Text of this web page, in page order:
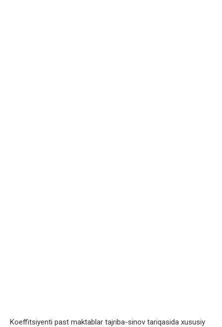
Koeffitsiyenti past maktablar tajriba-sinov tariqasida xususiy